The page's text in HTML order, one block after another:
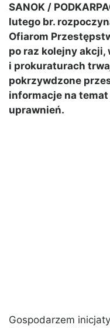
SANOK /
lutego br.
Ofiarom
po raz kolejny akcji,
i prokuraturach
pokrzywdzone
informacje na
uprawnień.
Gospodarzem